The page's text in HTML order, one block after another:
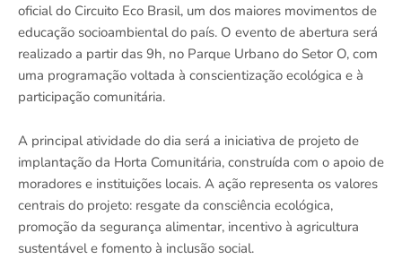
oficial do Circuito Eco Brasil, um dos maiores movimentos de
educação socioambiental do país. O evento de abertura será
realizado a partir das 9h, no Parque Urbano do Setor O, com
uma programação voltada à conscientização ecológica e à
participação comunitária.
A principal atividade do dia será a iniciativa de projeto de
implantação da Horta Comunitária, construída com o apoio de
moradores e instituições locais. A ação representa os valores
centrais do projeto: resgate da consciência ecológica,
promoção da segurança alimentar, incentivo à agricultura
sustentável e fomento à inclusão social.